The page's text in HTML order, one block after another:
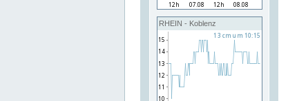
RHEIN - Koblenz